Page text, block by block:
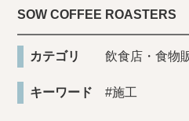
SOW COFFEE ROASTERS
カテゴリ 飲食店・食物
キーワード #施工